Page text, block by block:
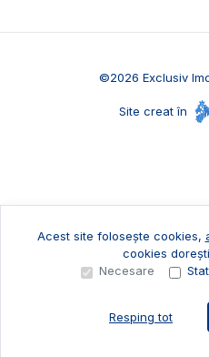
Sună acum
©2026 Exclusiv
Site creat în
Acest site folosește cookies,
cookies
Necesare
Resping tot